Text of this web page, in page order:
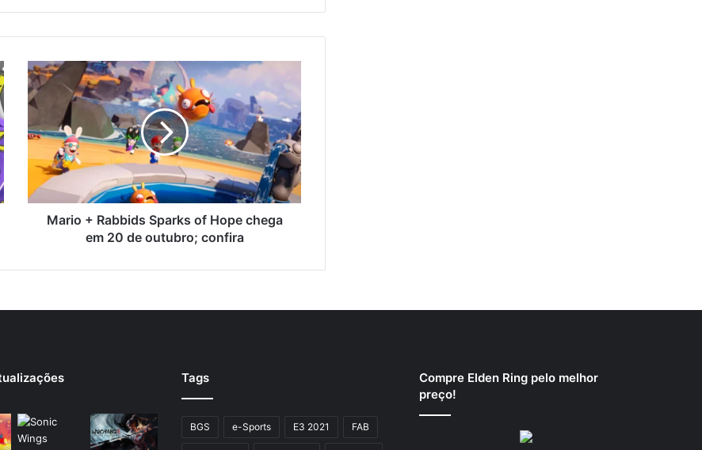
Mario + Rabbids Sparks of Hope chega
em 20 de outubro; confira
Tags
BGS e-Sports E3 2021 FAB
Compre Elden Ring pelo melhor
preço!